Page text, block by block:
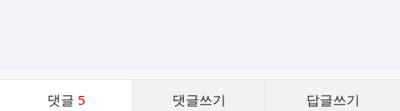
댓글 5 댓글쓰기 답글쓰기